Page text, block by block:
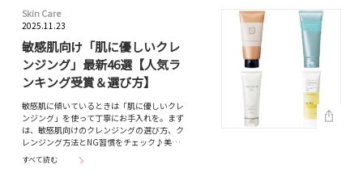
Skin Care
2025.11.23
敏感肌向け「肌に優しいクレ
ンジング」最新46選【人気ラ
ンキング受賞＆選び方】
敏感肌に傾いているときは「肌に優しいクレ
ンジング」を使って丁寧にお手入れを。まず
は、敏感肌向けのクレンジングの選び方、ク
レンジング方法とNG習慣をチェック♪美…
すべて読む